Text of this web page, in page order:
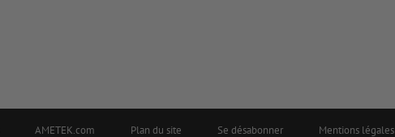
AMETEK.com Plan du site Se désabonner Mentions légales